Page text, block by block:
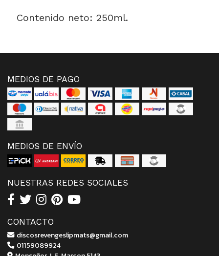
Contenido neto: 250ml.
MEDIOS DE PAGO
MEDIOS DE ENVÍO
NUESTRAS REDES SOCIALES
CONTACTO
discosrevengeslipmats@gmail.com
01159089924